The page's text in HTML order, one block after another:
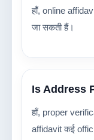
हाँ, online
जा सकती हैं।
Is Address
हाँ, proper
affidavit कई